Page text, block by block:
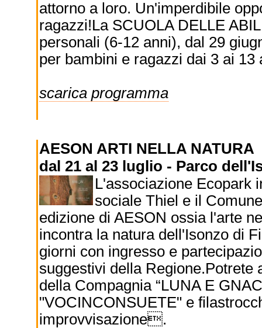
attorno a loro. Un'imperdibile
ragazzi!La SCUOLA DELLE
personali (6-12 anni), dal 29
per bambini e ragazzi dai 3 ai 13
scarica programma
AESON ARTI NELLA NATURA
dal 21 al 23 luglio - Parco
L'associazione Ecopark
sociale Thiel e il
edizione di AESON ossia l'arte
incontra la natura dell'Isonzo di
giorni con ingresso e
suggestivi della
della Compagnia “LUNA E
"VOCINCONSUETE" e
improvvisazione.